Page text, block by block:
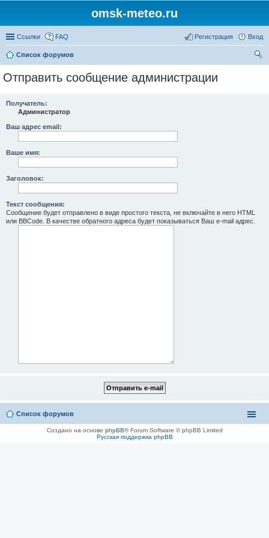
omsk-meteo.ru
Ссылки FAQ Вход
Регистрация
Список форумов
Отправить сообщение администрации
Получатель:
Администратор
Ваш адрес email:
Ваше имя:
Заголовок:
Текст сообщения:
Сообщение будет отправлено в виде простого текста, не включайте в него HTML
или BBCode. В качестве обратного адреса будет показываться Ваш e-mail адрес.
Список форумов
Создано на основе phpBB® Forum Software © phpBB Limited
Русская поддержка phpBB